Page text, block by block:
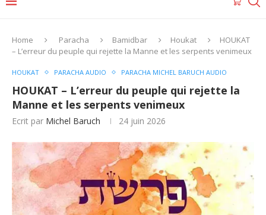
Home Paracha Bamidbar Houkat
HOUKAT
– L’erreur du peuple qui rejette la Manne et les serpents venimeux
HOUKAT PARACHA AUDIO PARACHA MICHEL BARUCH AUDIO
HOUKAT – L’erreur du peuple qui rejette la
Manne et les serpents venimeux
Ecrit par Michel Baruch 24 juin 2026